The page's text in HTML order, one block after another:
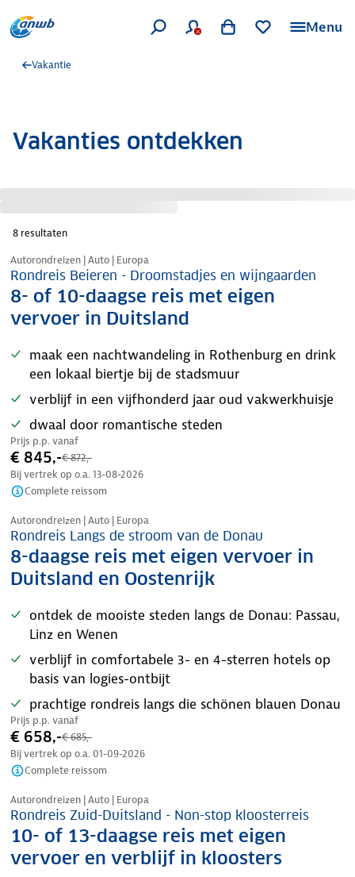
Menu
Vakantie
Vakanties ontdekken
8 resultaten
Nazomer korting
Autorondreizen | Auto | Europa
Rondreis Beieren - Droomstadjes en wijngaarden
8- of 10-daagse reis met eigen
vervoer in Duitsland
maak een nachtwandeling in Rothenburg en drink
een lokaal biertje bij de stadsmuur
verblijf in een vijfhonderd jaar oud vakwerkhuisje
dwaal door romantische steden
Prijs p.p. vanaf
€ 845,-€ 872,-
Bij vertrek op o.a. 13-08-2026
Complete reissom
Nazomer korting
Autorondreizen | Auto | Europa
Rondreis Langs de stroom van de Donau
8-daagse reis met eigen vervoer in
Duitsland en Oostenrijk
ontdek de mooiste steden langs de Donau: Passau,
Linz en Wenen
verblijf in comfortabele 3- en 4-sterren hotels op
basis van logies-ontbijt
prachtige rondreis langs die schönen blauen Donau
Prijs p.p. vanaf
€ 658,-€ 685,-
Bij vertrek op o.a. 01-09-2026
Complete reissom
Nazomer korting
Autorondreizen | Auto | Europa
Rondreis Zuid-Duitsland - Non-stop kloosterreis
10- of 13-daagse reis met eigen
vervoer en verblijf in kloosters